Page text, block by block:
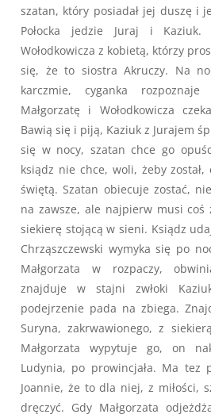
szatan, który posiadał jej duszę i
Połocka jedzie Juraj i Kaziuk.
Wołodkowicza z kobietą, którzy
się, że to siostra Akruczy. Na
karczmie, cyganka
Małgorzatę i Wołodkowicza
Bawią się i piją, Kaziuk z Jurajem
się w nocy, szatan chce go
ksiądz nie chce, woli, żeby został,
świętą. Szatan obiecuje zostać,
na zawsze, ale najpierw musi coś
siekierę stojącą w sieni. Ksiądz
Chrząszczewski wymyka się po
Małgorzata w rozpaczy,
znajduje w stajni zwłoki
podejrzenie pada na zbiega.
Suryna, zakrwawionego, z
Małgorzata wypytuje go, on
Ludynia, po prowincjała. Ma tez
Joannie, że to dla niej, z miłości,
dręczyć. Gdy Małgorzata